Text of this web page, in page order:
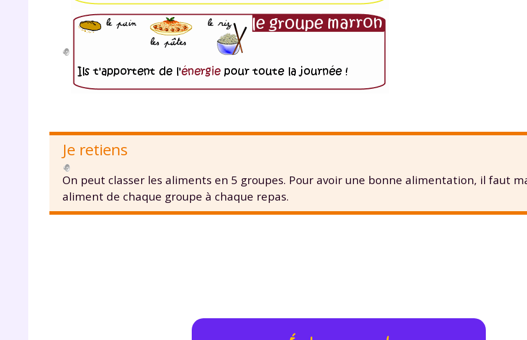
Je retiens
On peut classer les aliments en 5 groupes. Pour avoir une bonne alimentation, il faut
aliment de chaque groupe à chaque repas.